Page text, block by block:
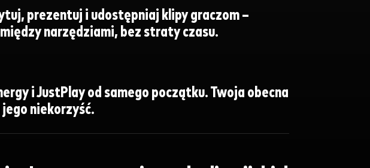
prezentuj i udostępniaj klipy graczom –
narzędziami, bez straty czasu.
i JustPlay od samego początku. Twoja obecna
jego niekorzyść.